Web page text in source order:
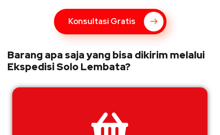
Konsultasi Gratis
Barang apa saja yang bisa dikirim melalui
Ekspedisi Solo Lembata?